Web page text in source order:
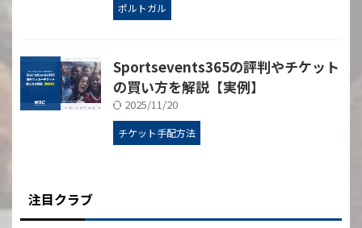
ポルトガル
Sportsevents365の評判やチケット
の買い方を解説【実例】
2025/11/20
チケット手配方法
注目クラブ